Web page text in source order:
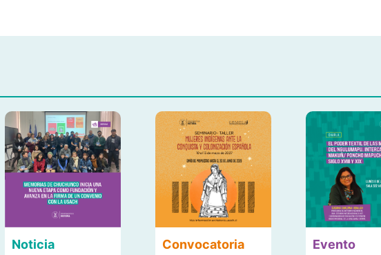
Noticia Convocatoria Evento